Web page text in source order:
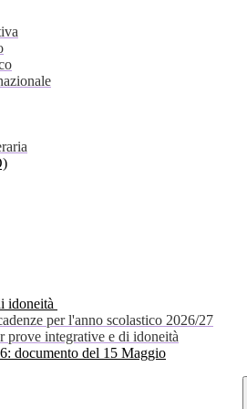
idoneità
per l'anno scolastico 2026/27
prove integrative e di idoneità
documento del 15 Maggio